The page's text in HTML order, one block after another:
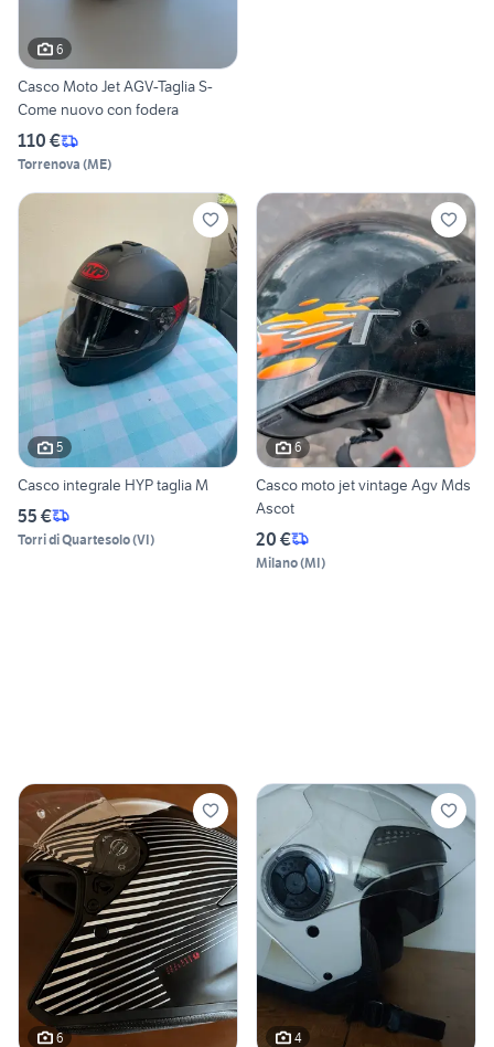
6
Casco Moto Jet AGV-Taglia S-
Come nuovo con fodera
110 €
Torrenova (ME)
5
Casco integrale HYP taglia M
55 €
Torri di Quartesolo(VI)
6
Casco moto jet vintage Agv Mds
Ascot
20 €
Milano(MI)
6 4